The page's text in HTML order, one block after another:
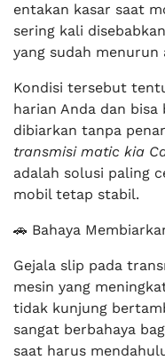
entakan kasar saat
sering kali
yang sudah
Kondisi tersebut
harian Anda dan
dibiarkan tanpa
transmisi matic kia
adalah solusi paling
mobil tetap stabil.
🚗 Bahaya
Gejala slip pada
mesin yang
tidak kunjung
sangat berbahaya
saat harus